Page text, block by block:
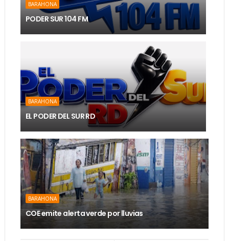
BARAHONA
PODER SUR 104 FM
BARAHONA
EL PODER DEL SUR RD
BARAHONA
COE emite alerta verde por lluvias